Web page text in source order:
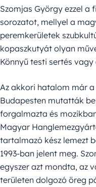
Szomjas György ezzel
sorozatot, mellyel a
peremkerületek
kopaszkutyát olyan
Könnyű testi sertés vagy
Az akkori hatalom már
Budapesten mutatták
forgalmazta és
Magyar
tartalmazó kész lemezt
1993-ban jelent meg.
egyszer azt mondta, az
területen dolgozó öreg